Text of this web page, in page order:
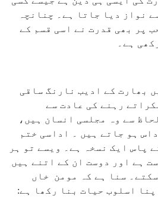
نواز دیا جاتا ہے۔ چنانچہ
پر بھی قدرت نے اسی قسم کے
ہے۔
بھارت کے ادیب نارنگ ساقی
رہنے کی عادت سے
سے وہ مجلسی انسان ہیں،
ہو جاتے ہیں ۔ اداسی ختم
پاس ایک نسخہ ہے۔ ویسے تو ہر
ہے اور دوست ان کے اتنے ہیں
سنا ہے کہ مومن خاں
اسلوب حیات بنا رکھا ہے: